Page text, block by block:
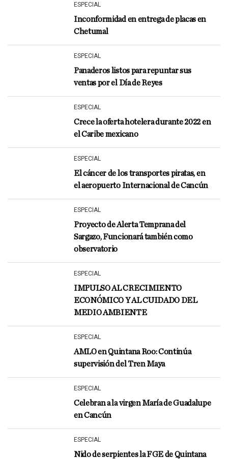
ESPECIAL
Inconformidad en entrega de placas en
Chetumal
ESPECIAL
Panaderos listos para repuntar sus
ventas por el Día de Reyes
ESPECIAL
Crece la oferta hotelera durante 2022 en
el Caribe mexicano
ESPECIAL
El cáncer de los transportes piratas, en
el aeropuerto Internacional de Cancún
ESPECIAL
Proyecto de Alerta Temprana del
Sargazo, Funcionará también como
observatorio
ESPECIAL
IMPULSO AL CRECIMIENTO
ECONÓMICO Y AL CUIDADO DEL
MEDIO AMBIENTE
ESPECIAL
AMLO en Quintana Roo: Continúa
supervisión del Tren Maya
ESPECIAL
Celebran a la virgen María de Guadalupe
en Cancún
ESPECIAL
Nido de serpientes la FGE de Quintana